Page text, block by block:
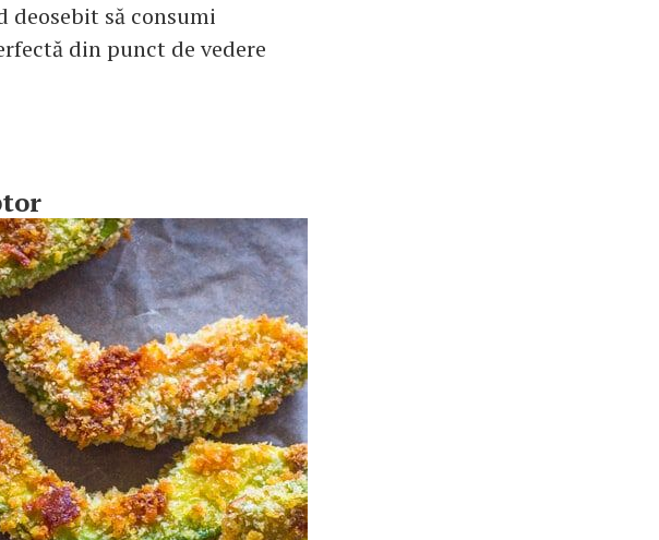
deosebit să consumi
din punct de vedere